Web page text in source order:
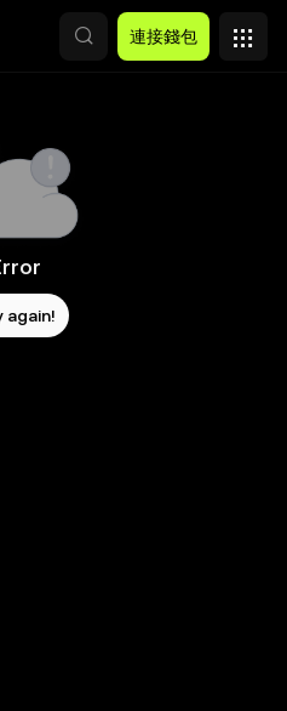
連接錢包
again!